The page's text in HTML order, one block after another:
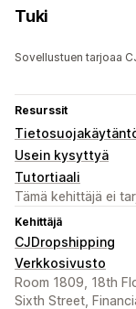
Tuki
Sovellustuen tarjoaa
Resurssit
Usein kysyttyä
Tutortiaali
Tämä kehittäjä ei
Kehittäjä
CJDropshipping
Verkkosivusto
Room 1809, 18th
Sixth Street,